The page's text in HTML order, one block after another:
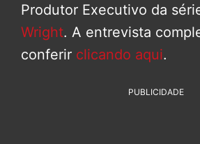
Produtor Executivo da
Wright. A entrevista
conferir clicando aqui.
PUBLICIDADE